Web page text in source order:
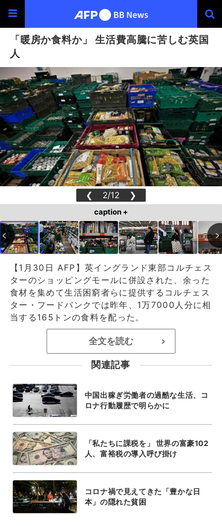
「暖房か食料か」 生活費高騰に苦しむ英国
人
❮ 2/12 ❯
caption +
【1月30日 AFP】英イングランド東部コルチェス
ターのショッピングモールに併設された、余った
食材を集めて生活困窮者らに提供するコルチェス
ター・フードバンクでは昨年、1万7000人分に相
当する165トンの食料を配った。
全文を読む >
関連記事
中国出稼ぎ労働者の過酷な生活、コ
ロナ行動履歴で明らかに
「私たちに課税を」 世界の富豪102
人、富裕税の導入呼び掛け
コロナ禍で見えてきた「豊かな日
本」の隠れた貧困